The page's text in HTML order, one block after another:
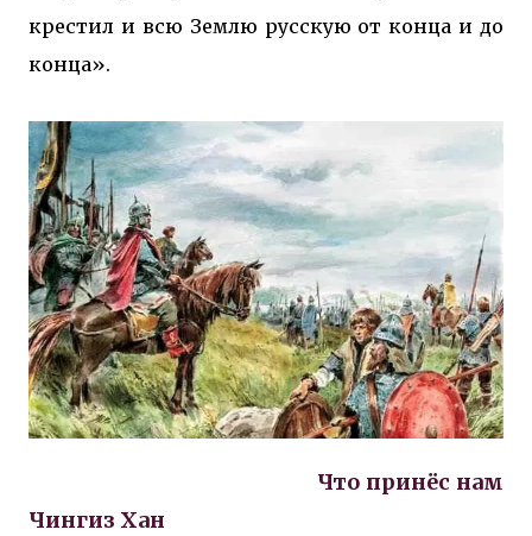
крестил и всю Землю русскую от конца и до
конца».
Что принёс нам
Чингиз Хан